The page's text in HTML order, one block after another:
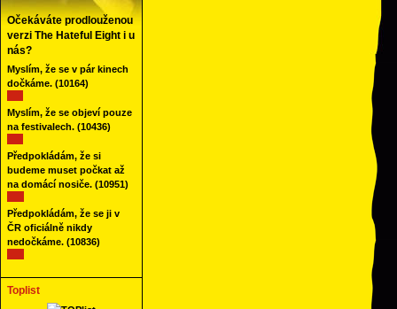
Očekáváte prodlouženou
verzi The Hateful Eight i u
nás?
Myslím, že se v pár kinech
dočkáme. (10164)
Myslím, že se objeví pouze
na festivalech. (10436)
Předpokládám, že si
budeme muset počkat až
na domácí nosiče. (10951)
Předpokládám, že se ji v
ČR oficiálně nikdy
nedočkáme. (10836)
Toplist